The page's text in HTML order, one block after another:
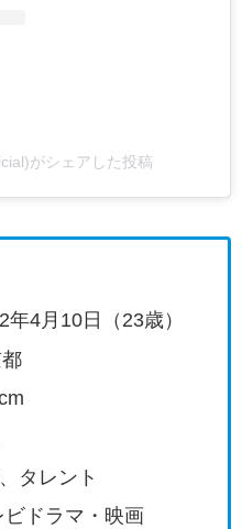
がシェアした投稿
月10日（23歳）
レント
ラマ・映画